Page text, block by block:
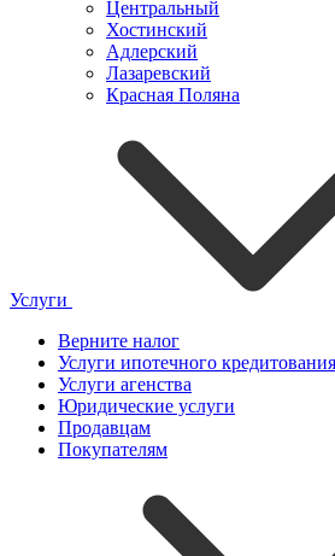
Центральный
Хостинский
Адлерский
Лазаревский
Красная Поляна
Услуги
Верните налог
Услуги ипотечного кредитования
Услуги агенства
Юридические услуги
Продавцам
Покупателям